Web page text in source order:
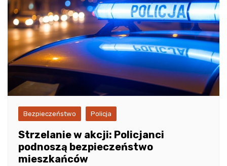
Bezpieczeństwo Policja
Strzelanie w akcji: Policjanci
podnoszą bezpieczeństwo
mieszkańców